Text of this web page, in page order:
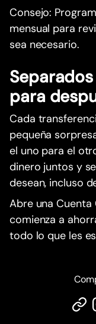
Consejo:
mensual para
sea necesario.
para
Cada
pequeña
el uno para el
dinero juntos y
desean, incluso
Abre una
comienza a
todo lo que les